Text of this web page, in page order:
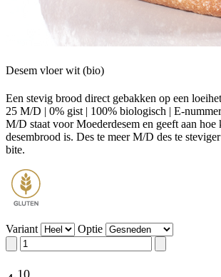
Desem vloer wit (bio)
Een stevig brood direct gebakken op een
25 M/D | 0% gist | 100% biologisch | E-
M/D staat voor Moederdesem en geeft aan hoe
desembrood is. Des te meer M/D des te
bite.
Variant Optie
,10